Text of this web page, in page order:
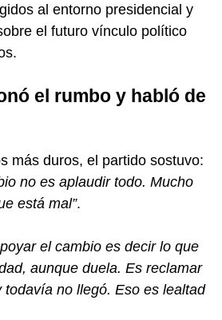
al entorno presidencial y
el futuro vínculo político
el rumbo y habló de
más duros, el partido sostuvo:
no es aplaudir todo. Mucho
está mal”.
el cambio es decir lo que
aunque duela. Es reclamar
todavía no llegó. Eso es lealtad